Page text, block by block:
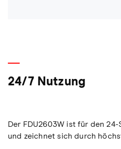
24/7 Nutzung
Der FDU2603W ist für den
und zeichnet sich durch